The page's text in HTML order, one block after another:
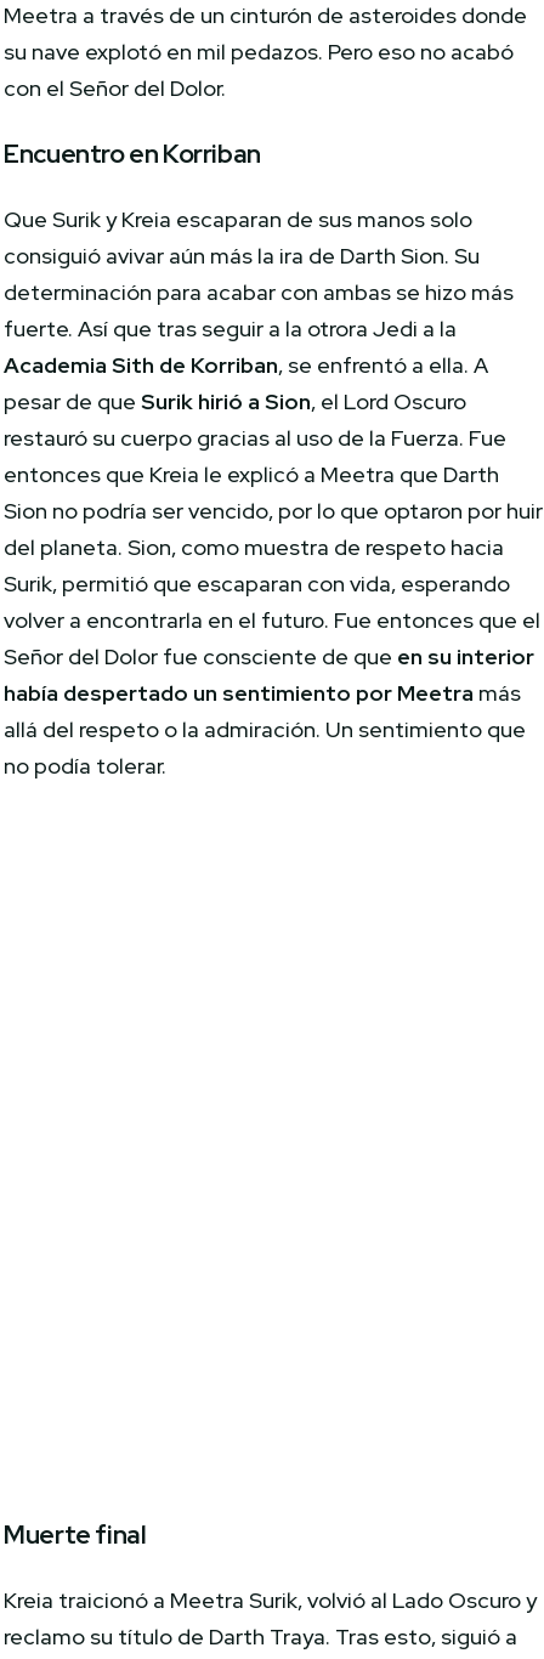
Meetra a través de un cinturón de asteroides donde
su nave explotó en mil pedazos. Pero eso no acabó
con el Señor del Dolor.
Encuentro en Korriban
Que Surik y Kreia escaparan de sus manos solo
consiguió avivar aún más la ira de Darth Sion. Su
determinación para acabar con ambas se hizo más
fuerte. Así que tras seguir a la otrora Jedi a la
Academia Sith de Korriban, se enfrentó a ella. A
pesar de queSurik hirió a Sion, el Lord Oscuro
restauró su cuerpo gracias al uso de la Fuerza. Fue
entonces que Kreia le explicó a Meetra que Darth
Sion no podría ser vencido, por lo que optaron por huir
del planeta. Sion, como muestra de respeto hacia
Surik, permitió que escaparan con vida, esperando
volver a encontrarla en el futuro. Fue entonces que el
Señor del Dolor fue consciente de que en su interior
había despertado un sentimiento por Meetra más
allá del respeto o la admiración. Un sentimiento que
no podía tolerar.
Muerte final
Kreia traicionó a Meetra Surik, volvió al Lado Oscuro y
reclamo su título de Darth Traya. Tras esto, siguió a